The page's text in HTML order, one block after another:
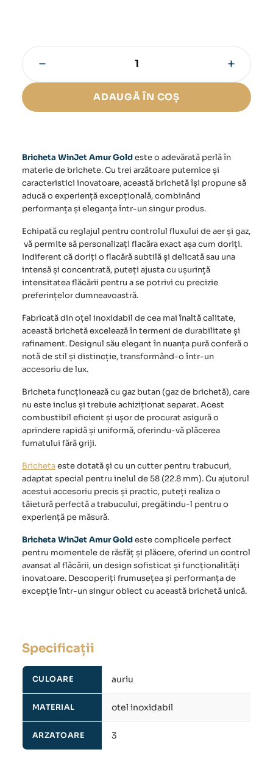
Bricheta
Gold
− +
ADAUGĂ ÎN COȘ
Bricheta WinJet Amur Goldeste o adevărată perlă în
materie de brichete. Cu trei arzătoare puternice și
caracteristici inovatoare, această brichetă își propune să
aducă o experiență excepțională, combinând
performanța și eleganța într-un singur produs.
Echipată cu reglajul pentru controlul fluxului de aer și gaz,
vă permite să personalizați flacăra exact așa cum doriți.
Indiferent că doriți o flacără subtilă și delicată sau una
intensă și concentrată, puteți ajusta cu ușurință
intensitatea flăcării pentru a se potrivi cu precizie
preferințelor dumneavoastră.
Fabricată din oțel inoxidabil de cea mai înaltă calitate,
această brichetă excelează în termeni de durabilitate și
rafinament. Designul său elegant în nuanța pură conferă o
notă de stil și distincție, transformând-o într-un
accesoriu de lux.
Bricheta funcționează cu gaz butan (gaz de brichetă), care
nu este inclus și trebuie achiziționat separat. Acest
combustibil eficient și ușor de procurat asigură o
aprindere rapidă și uniformă, oferindu-vă plăcerea
fumatului fără griji.
Brichetaeste dotată și cu un cutter pentru trabucuri,
adaptat special pentru inelul de 58 (22.8 mm). Cu ajutorul
acestui accesoriu precis și practic, puteți realiza o
tăietură perfectă a trabucului, pregătindu-l pentru o
experiență pe măsură.
Bricheta WinJet Amur Goldeste complicele perfect
pentru momentele de răsfăț și plăcere, oferind un control
avansat al flăcării, un design sofisticat și funcționalități
inovatoare. Descoperiți frumusețea și performanța de
excepție într-un singur obiect cu această brichetă unică.
Specificații
CULOARE auriu
MATERIAL otel inoxidabil
ARZATOARE 3